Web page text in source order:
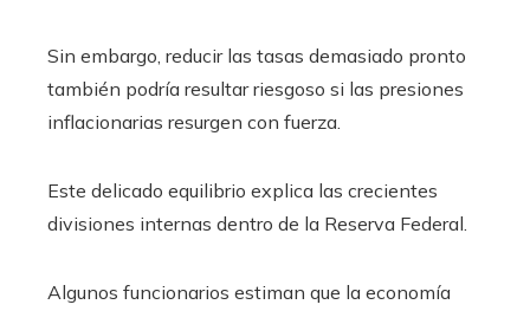
Sin embargo, reducir las tasas demasiado pronto
también podría resultar riesgoso si las presiones
inflacionarias resurgen con fuerza.
Este delicado equilibrio explica las crecientes
divisiones internas dentro de la Reserva Federal.
Algunos funcionarios estiman que la economía